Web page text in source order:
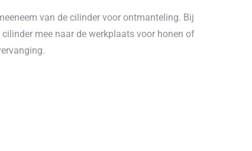
van de cilinder voor ontmanteling. Bij
mee naar de werkplaats voor honen of